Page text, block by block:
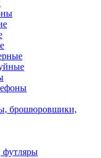
брошюровшики,
футляры